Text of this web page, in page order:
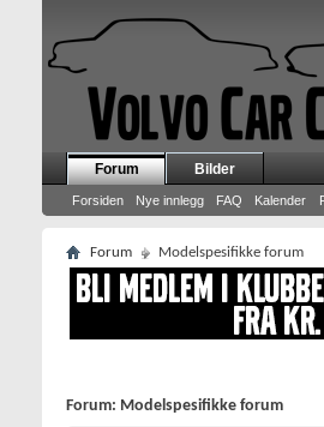
Forum
Forsiden Nye innlegg FAQ Kalender
Bilder
Forum Modelspesifikke forum
Forum: Modelspesifikke forum